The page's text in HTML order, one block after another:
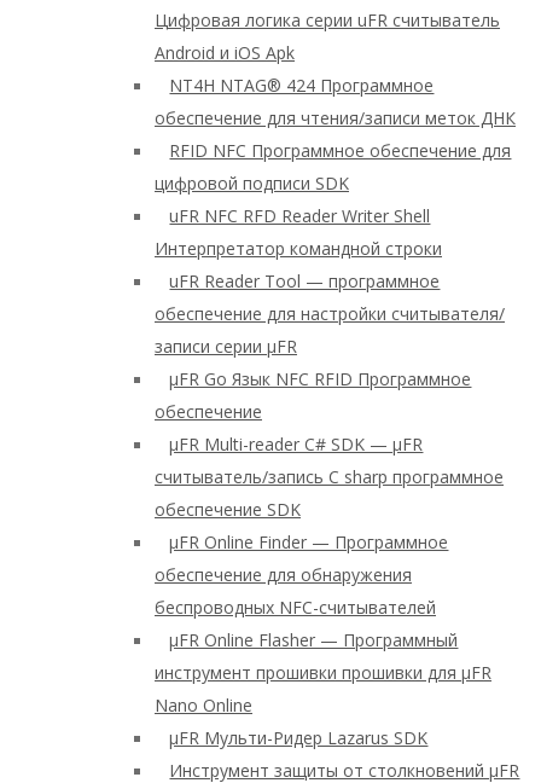
Цифровая логика серии uFR считыватель
Android и iOS Apk
NT4H NTAG® 424 Программное
обеспечение для чтения/записи меток ДНК
RFID NFC Программное обеспечение для
цифровой подписи SDK
uFR NFC RFD Reader Writer Shell
Интерпретатор командной строки
uFR Reader Tool — программное
обеспечение для настройки считывателя/
записи серии μFR
μFR Go Язык NFC RFID Программное
обеспечение
μFR Multi-reader C# SDK — μFR
считыватель/запись C sharp программное
обеспечение SDK
μFR Online Finder — Программное
обеспечение для обнаружения
беспроводных NFC-считывателей
μFR Online Flasher — Программный
инструмент прошивки прошивки для μFR
Nano Online
μFR Мульти-Ридер Lazarus SDK
Инструмент защиты от столкновений μFR